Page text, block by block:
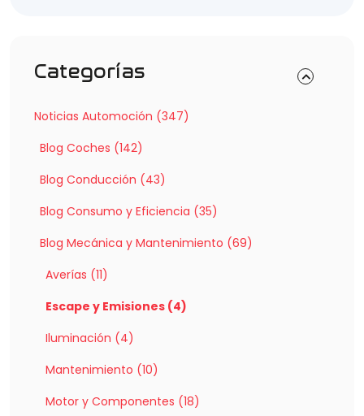
Categorías
Noticias Automoción (347)
Blog Coches (142)
Blog Conducción (43)
Blog Consumo y Eficiencia (35)
Blog Mecánica y Mantenimiento (69)
Averías (11)
Escape y Emisiones (4)
Iluminación (4)
Mantenimiento (10)
Motor y Componentes (18)